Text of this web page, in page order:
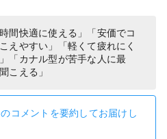
間快適に使える」「安価でコ
えやすい」「軽くて疲れにく
「カナル型が苦手な人に最
こえる」
コメントを要約してお届けし